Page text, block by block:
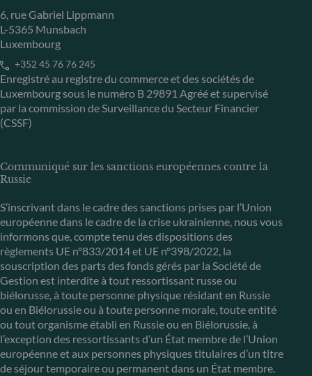
6, rue Gabriel Lippmann
L-5365 Munsbach
Luxembourg
+352 45 76 76 245
Enregistré au registre du commerce et des sociétés de
Luxembourg sous le numéro B 29891 Agréé et supervisé
par la commission de Surveillance du Secteur Financier
(CSSF)
Communiqué sur les sanctions européennes contre la
Russie
S’inscrivant dans le cadre des sanctions prises par l’Union
européenne dans le cadre de la crise ukrainienne, nous vous
informons que, compte tenu des dispositions des
règlements UE n°833/2014 et UE n°398/2022, la
souscription des parts des fonds gérés par la Société de
Gestion est interdite à tout ressortissant russe ou
biélorusse, à toute personne physique résidant en Russie
ou en Biélorussie ou à toute personne morale, toute entité
ou tout organisme établi en Russie ou en Biélorussie, à
l’exception des ressortissants d’un État membre de l’Union
européenne et aux personnes physiques titulaires d’un titre
de séjour temporaire ou permanent dans un État membre.